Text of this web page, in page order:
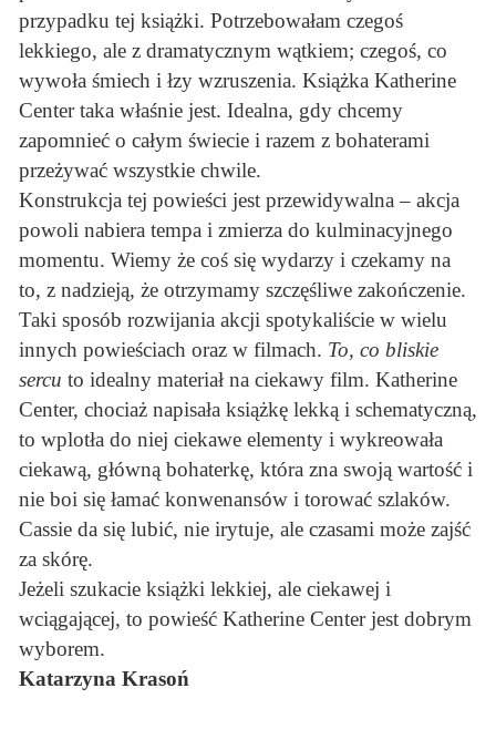
przypadku tej książki. Potrzebowałam czegoś
lekkiego, ale z dramatycznym wątkiem; czegoś, co
wywoła śmiech i łzy wzruszenia. Książka Katherine
Center taka właśnie jest. Idealna, gdy chcemy
zapomnieć o całym świecie i razem z bohaterami
przeżywać wszystkie chwile.
Konstrukcja tej powieści jest przewidywalna – akcja
powoli nabiera tempa i zmierza do kulminacyjnego
momentu. Wiemy że coś się wydarzy i czekamy na
to, z nadzieją, że otrzymamy szczęśliwe zakończenie.
Taki sposób rozwijania akcji spotykaliście w wielu
innych powieściach oraz w filmach. To, co bliskie
sercu to idealny materiał na ciekawy film. Katherine
Center, chociaż napisała książkę lekką i schematyczną,
to wplotła do niej ciekawe elementy i wykreowała
ciekawą, główną bohaterkę, która zna swoją wartość i
nie boi się łamać konwenansów i torować szlaków.
Cassie da się lubić, nie irytuje, ale czasami może zajść
za skórę.
Jeżeli szukacie książki lekkiej, ale ciekawej i
wciągającej, to powieść Katherine Center jest dobrym
wyborem.
Katarzyna Krasoń